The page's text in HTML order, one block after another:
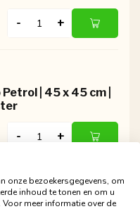
- +
| 45 x 45 cm |
- +
onze bezoekersgegevens, om
inhoud te tonen en om u
meer informatie over de